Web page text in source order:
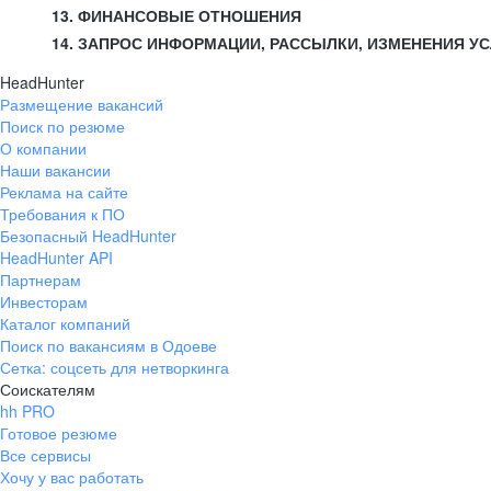
13. ФИНАНСОВЫЕ ОТНОШЕНИЯ
14. ЗАПРОС ИНФОРМАЦИИ, РАССЫЛКИ, ИЗМЕНЕНИЯ
HeadHunter
Размещение вакансий
Поиск по резюме
О компании
Наши вакансии
Реклама на сайте
Требования к ПО
Безопасный HeadHunter
HeadHunter API
Партнерам
Инвесторам
Каталог компаний
Поиск по вакансиям в Одоеве
Сетка: соцсеть для нетворкинга
Соискателям
hh PRO
Готовое резюме
Все сервисы
Хочу у вас работать